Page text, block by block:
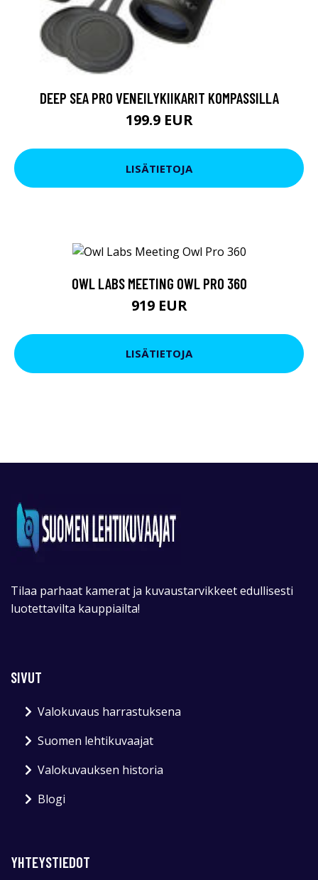
DEEP SEA PRO VENEILYKIIKARIT KOMPASSILLA
199.9 EUR
LISÄTIETOJA
OWL LABS MEETING OWL PRO 360
919 EUR
LISÄTIETOJA
Tilaa parhaat kamerat ja kuvaustarvikkeet edullisesti
luotettavilta kauppiailta!
SIVUT
Valokuvaus harrastuksena
Suomen lehtikuvaajat
Valokuvauksen historia
Blogi
YHTEYSTIEDOT